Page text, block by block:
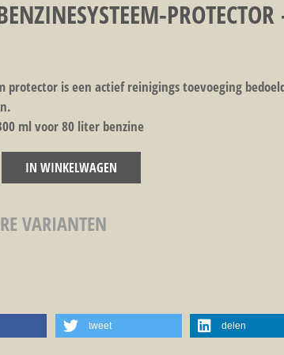
protector is een actief reinigings toevoeging
ml voor 80 liter benzine
IN WINKELWAGEN
VARIANTEN
tweet delen